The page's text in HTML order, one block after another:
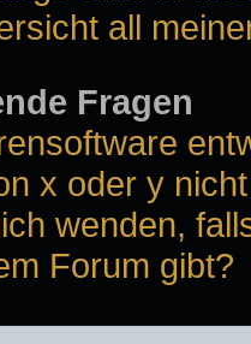
all
Fragen
x oder y
wenden,
Forum gibt?